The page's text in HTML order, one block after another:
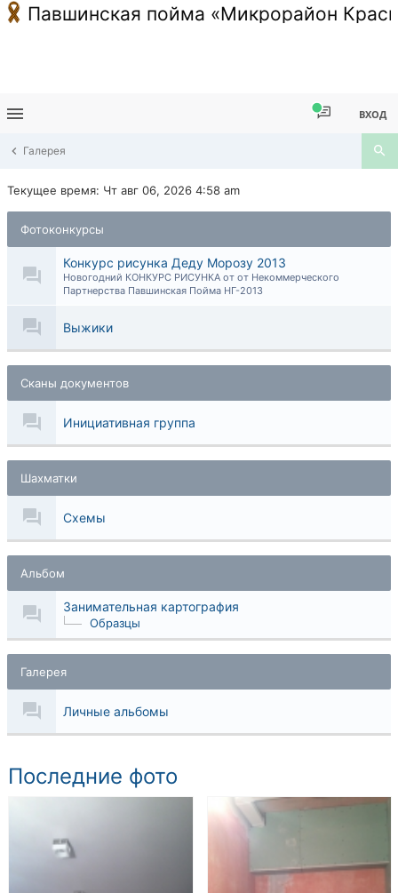
Павшинская пойма «Микрорайон
ВХОД
Галерея
Текущее время: Чт авг 06, 2026 4:58 am
Фотоконкурсы
Конкурс рисунка Деду Морозу 2013
Новогодний КОНКУРС РИСУНКА от от Некоммерческого
Партнерства Павшинская Пойма НГ-2013
Выжики
Сканы документов
Инициативная группа
Шахматки
Схемы
Альбом
Занимательная картография
Образцы
Галерея
Личные альбомы
Последние фото